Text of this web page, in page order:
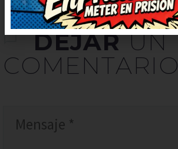
DEJARUN
COMENTARIO